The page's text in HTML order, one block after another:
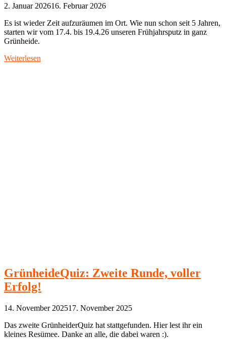
2. Januar 202616. Februar 2026
Es ist wieder Zeit aufzuräumen im Ort. Wie nun schon seit 5 Jahren,
starten wir vom 17.4. bis 19.4.26 unseren Frühjahrsputz in ganz
Grünheide.
Weiterlesen
GrünheideQuiz: Zweite Runde, voller
Erfolg!
14. November 202517. November 2025
Das zweite GrünheiderQuiz hat stattgefunden. Hier lest ihr ein
kleines Resümee. Danke an alle, die dabei waren :).